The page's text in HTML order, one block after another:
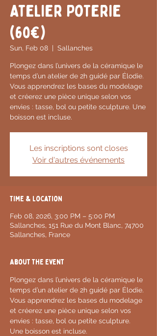
Atelier Poterie
(60€)
Sun, Feb 08 Sallanches
Plongez dans l’univers de la céramique le
temps d’un atelier de 2h guidé par Élodie.
Vous apprendrez les bases du modelage
et créerez une pièce unique selon vos
envies : tasse, bol ou petite sculpture. Une
boisson est incluse.
Les inscriptions sont closes
Voir d'autres événements
Time & Location
Feb 08, 2026, 3:00 PM – 5:00 PM
Sallanches, 151 Rue du Mont Blanc, 74700
Sallanches, France
About the event
Plongez dans l’univers de la céramique le
temps d’un atelier de 2h guidé par Élodie.
Vous apprendrez les bases du modelage
et créerez une pièce unique selon vos
envies : tasse, bol ou petite sculpture.
Une boisson est incluse.